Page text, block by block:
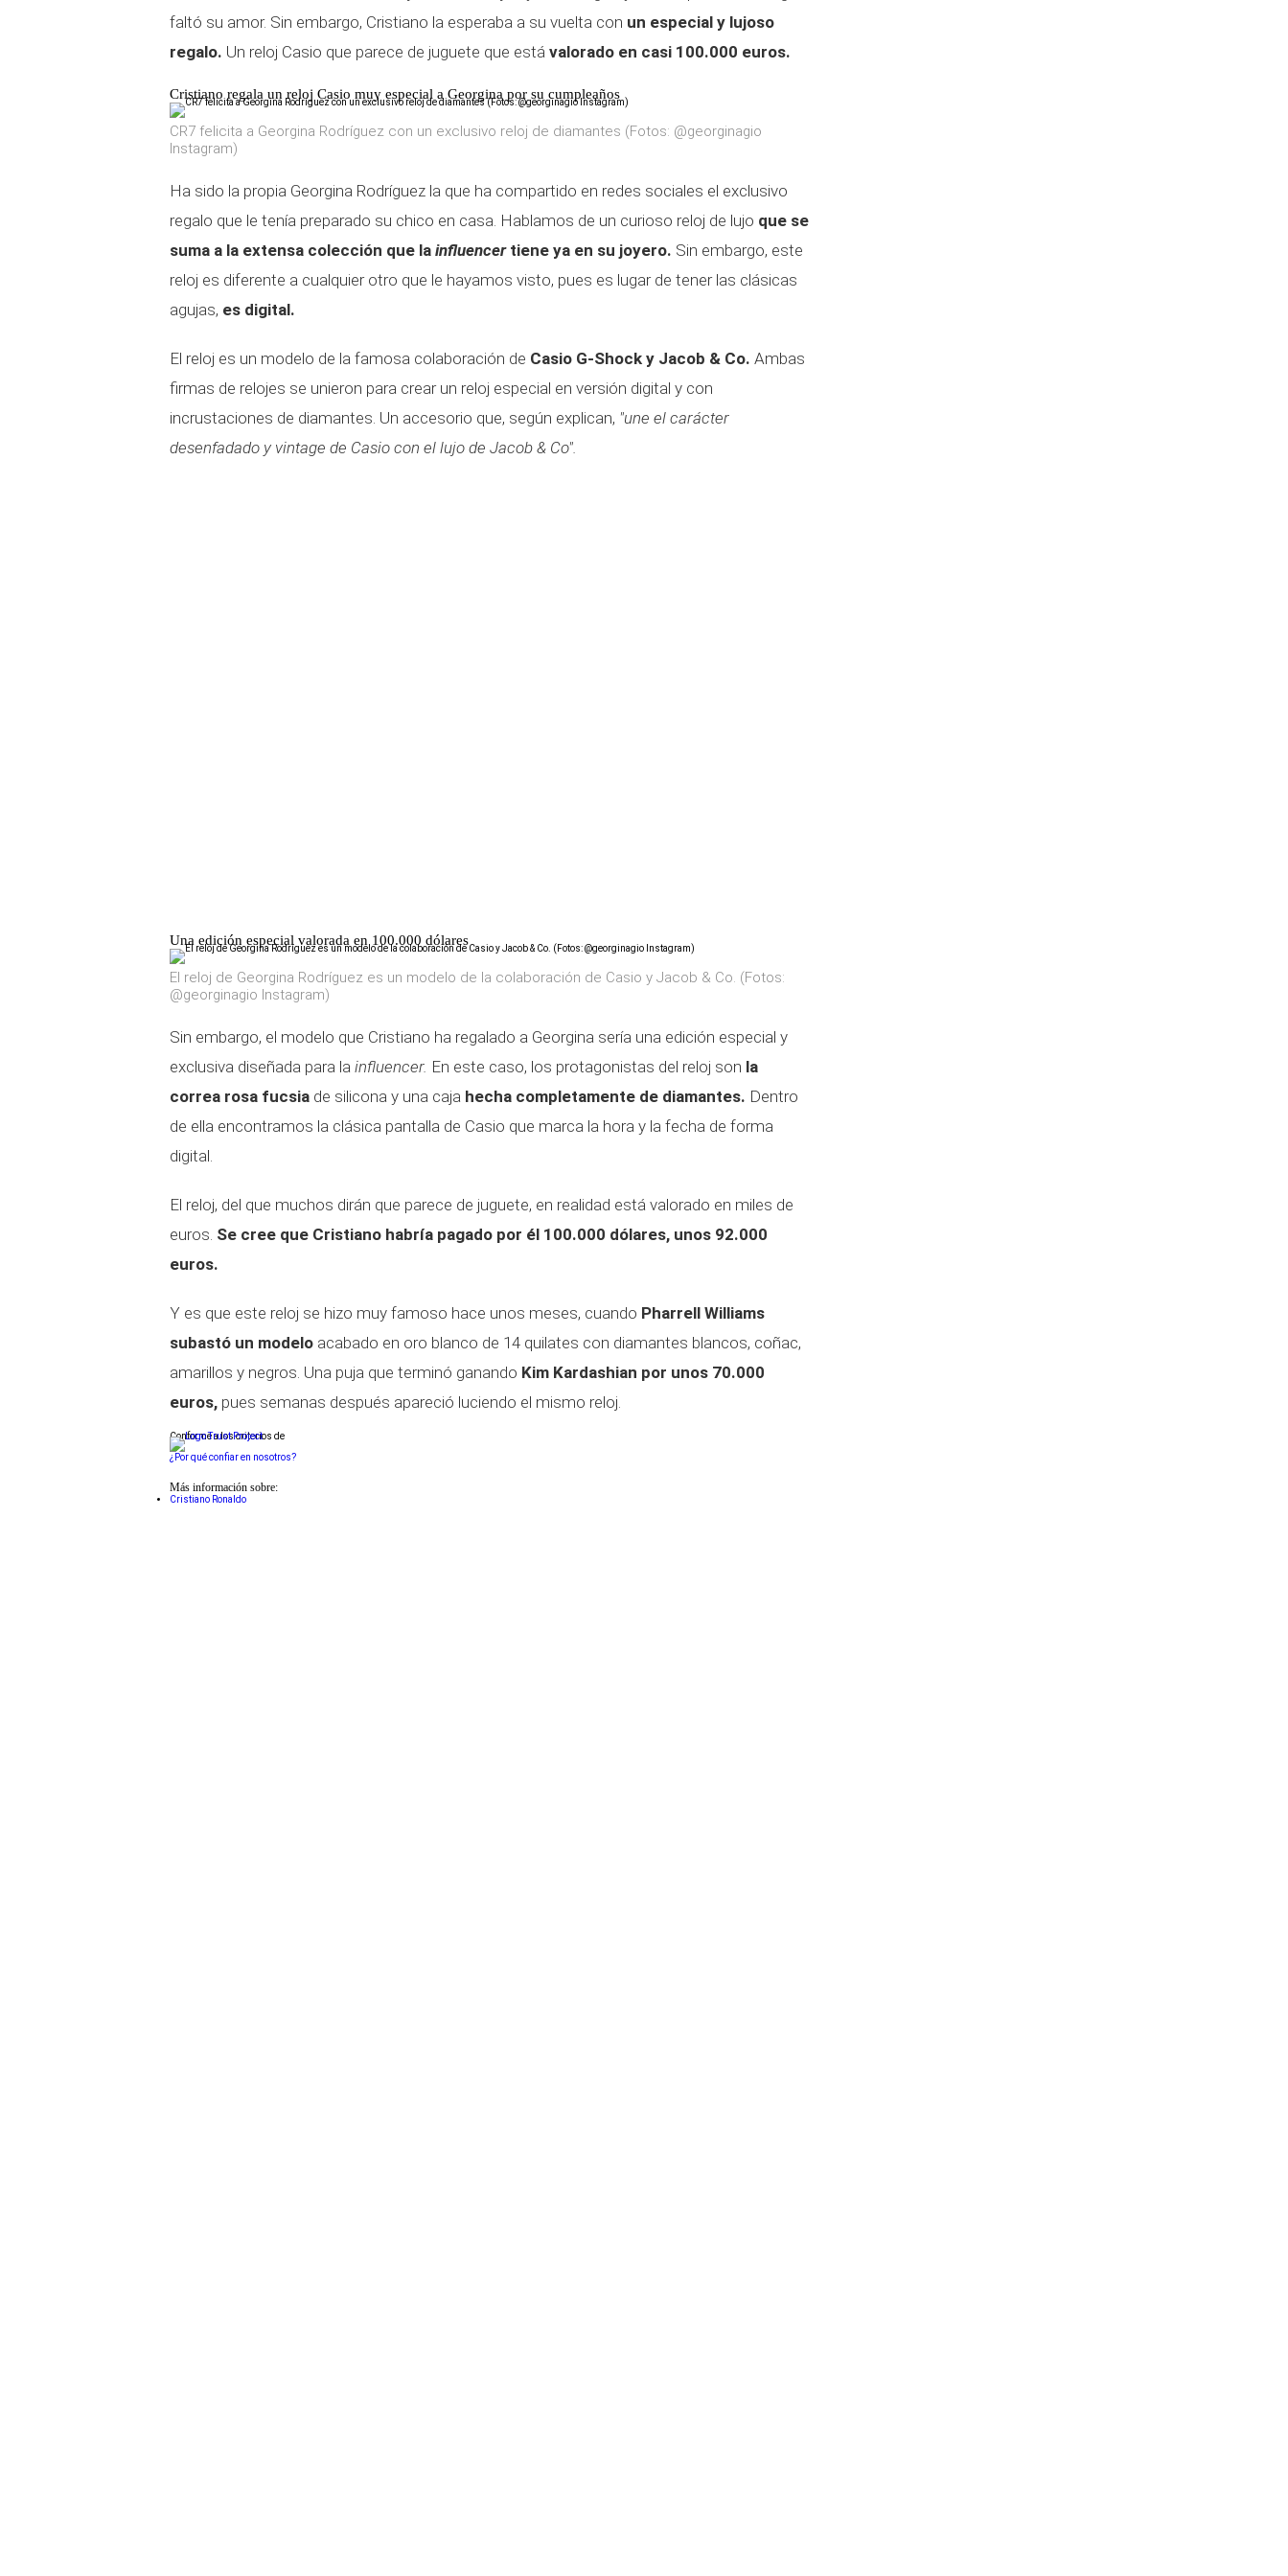
faltó su amor. Sin embargo, Cristiano la esperaba a su vuelta con un especial y lujoso
regalo. Un reloj Casio que parece de juguete que está valorado en casi 100.000 euros.
Cristiano regala un reloj Casio muy especial a Georgina por su cumpleaños
CR7 felicita a Georgina Rodríguez con un exclusivo reloj de diamantes (Fotos: @georginagio
Instagram)
Ha sido la propia Georgina Rodríguez la que ha compartido en redes sociales el exclusivo
regalo que le tenía preparado su chico en casa. Hablamos de un curioso reloj de lujo que se
suma a la extensa colección que la influencer tiene ya en su joyero. Sin embargo, este
reloj es diferente a cualquier otro que le hayamos visto, pues es lugar de tener las clásicas
agujas, es digital.
El reloj es un modelo de la famosa colaboración de Casio G-Shock y Jacob & Co. Ambas
firmas de relojes se unieron para crear un reloj especial en versión digital y con
incrustaciones de diamantes. Un accesorio que, según explican, "une el carácter
desenfadado y vintage de Casio con el lujo de Jacob & Co".
Una edición especial valorada en 100.000 dólares
El reloj de Georgina Rodríguez es un modelo de la colaboración de Casio y Jacob & Co. (Fotos:
@georginagio Instagram)
Sin embargo, el modelo que Cristiano ha regalado a Georgina sería una edición especial y
exclusiva diseñada para la influencer. En este caso, los protagonistas del reloj son la
correa rosa fucsia de silicona y una caja hecha completamente de diamantes. Dentro
de ella encontramos la clásica pantalla de Casio que marca la hora y la fecha de forma
digital.
El reloj, del que muchos dirán que parece de juguete, en realidad está valorado en miles de
euros. Se cree que Cristiano habría pagado por él 100.000 dólares, unos 92.000
euros.
Y es que este reloj se hizo muy famoso hace unos meses, cuando Pharrell Williams
subastó un modelo acabado en oro blanco de 14 quilates con diamantes blancos, coñac,
amarillos y negros. Una puja que terminó ganando Kim Kardashian por unos 70.000
euros, pues semanas después apareció luciendo el mismo reloj.
Conforme a los criterios de
¿Por qué confiar en nosotros?
Más información sobre:
Cristiano Ronaldo